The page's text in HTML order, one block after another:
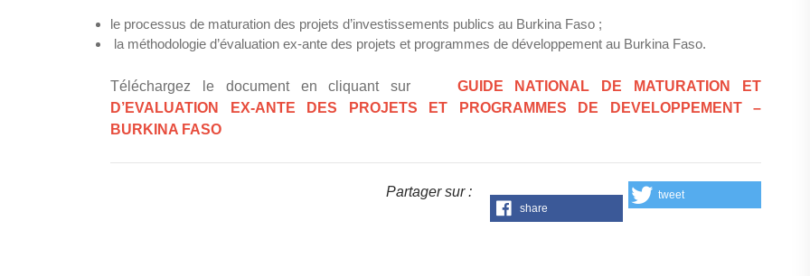
le processus de maturation des projets d’investissements publics au Burkina Faso ;
la méthodologie d’évaluation ex-ante des projets et programmes de développement au Burkina Faso.
Téléchargez le document en cliquant sur GUIDE NATIONAL DE MATURATION ET
D’EVALUATION EX-ANTE DES PROJETS ET PROGRAMMES DE DEVELOPPEMENT –
BURKINA FASO
Partager sur :
share
tweet